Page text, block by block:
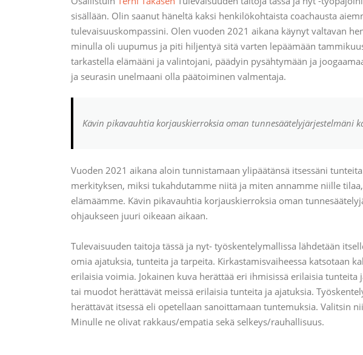
sisällään. Olin saanut häneltä kaksi henkilökohtaista coachausta
tulevaisuuskompassini. Olen vuoden 2021 aikana käynyt valtavan
minulla oli uupumus ja piti hiljentyä sitä varten lepäämään
tarkastella elämääni ja valintojani, päädyin pysähtymään ja
ja seurasin unelmaani olla päätoiminen valmentaja.
Kävin pikavauhtia korjauskierroksia oman tunnesäätelyjärjestelmäni
Vuoden 2021 aikana aloin tunnistamaan ylipäätänsä itsessäni
merkityksen, miksi tukahdutamme niitä ja miten annamme niille
elämäämme. Kävin pikavauhtia korjauskierroksia oman
ohjaukseen juuri oikeaan aikaan.
Tulevaisuuden taitoja tässä ja nyt- työskentelymallissa lähdetään
omia ajatuksia, tunteita ja tarpeita. Kirkastamisvaiheessa katsotaan
erilaisia voimia. Jokainen kuva herättää eri ihmisissä erilaisia
tai muodot herättävät meissä erilaisia tunteita ja ajatuksia.
herättävät itsessä eli opetellaan sanoittamaan tuntemuksia. Valitsin
Minulle ne olivat rakkaus/empatia sekä selkeys/rauhallisuus.